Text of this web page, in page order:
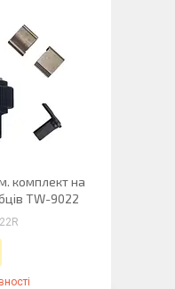
комплект на
TW-9022